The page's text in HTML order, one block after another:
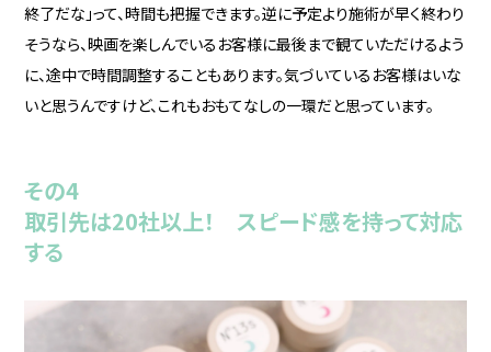
終了だな」って、時間も把握できます。逆に予定より施術が早く終わり
そうなら、映画を楽しんでいるお客様に最後まで観ていただけるよう
に、途中で時間調整することもあります。気づいているお客様はいな
いと思うんですけど、これもおもてなしの一環だと思っています。
その4
取引先は20社以上！ スピード感を持って対応
する